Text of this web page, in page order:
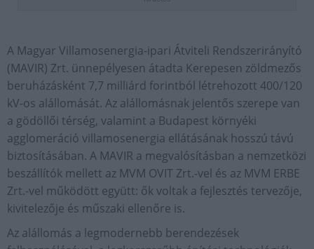
A Magyar Villamosenergia-ipari Átviteli Rendszerirányító
(MAVIR) Zrt. ünnepélyesen átadta Kerepesen zöldmezős
beruházásként 7,7 milliárd forintból létrehozott 400/120
kV-os alállomását. Az alállomásnak jelentős szerepe van
a gödöllői térség, valamint a Budapest környéki
agglomeráció villamosenergia ellátásának hosszú távú
biztosításában. A MAVIR a megvalósításban a nemzetközi
beszállítók mellett az MVM OVIT Zrt.-vel és az MVM ERBE
Zrt.-vel működött együtt: ők voltak a fejlesztés tervezője,
kivitelezője és műszaki ellenőre is.
Az alállomás a legmodernebb berendezések